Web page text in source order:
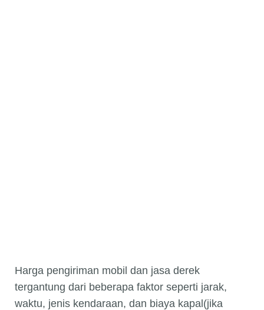
Harga pengiriman mobil dan jasa derek
tergantung dari beberapa faktor seperti jarak,
waktu, jenis kendaraan, dan biaya kapal(jika